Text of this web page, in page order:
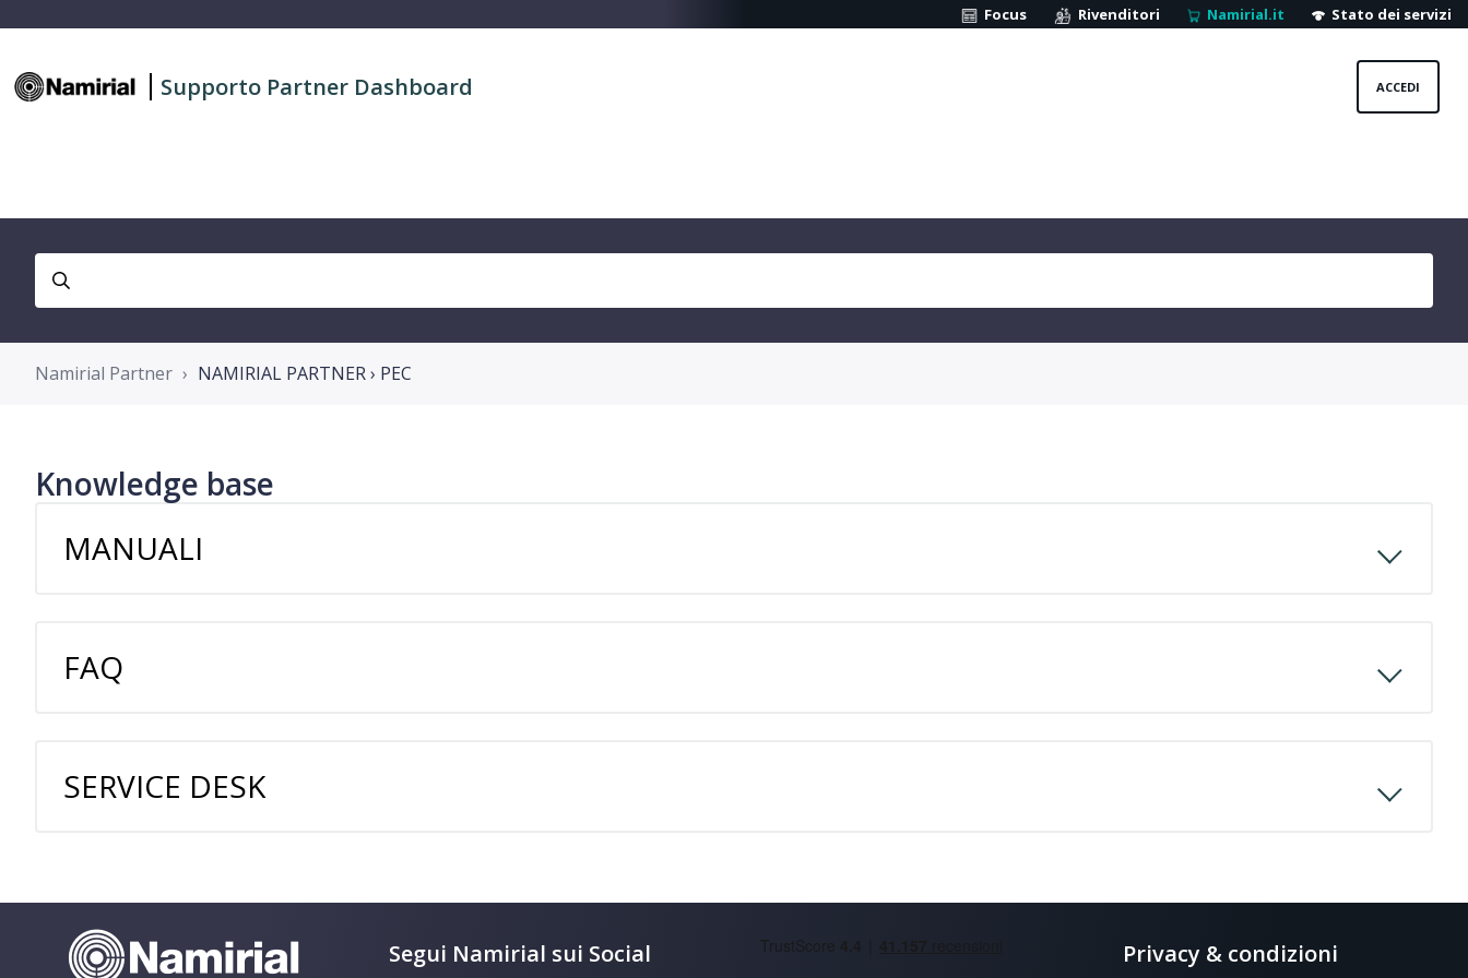
Focus Rivenditori Namirial.it Stato dei servizi
Supporto Partner Dashboard ACCEDI
Namirial Partner NAMIRIAL PARTNER › PEC
Knowledge base
MANUALI
FAQ
SERVICE DESK
Segui Namirial sui Social Privacy & condizioni